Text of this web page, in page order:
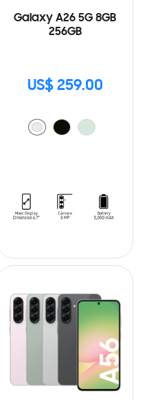
Galaxy A26 5G 8GB
256GB
US$ 259.00